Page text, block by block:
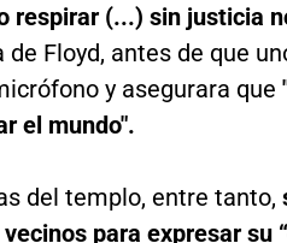
respirar (...) sin justicia
de Floyd, antes de que
y asegurara que
el mundo".
del templo, entre tanto,
para expresar su